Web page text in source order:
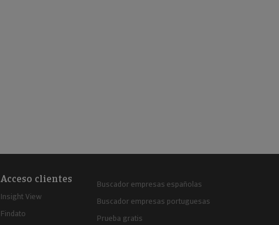
Acceso clientes
Insight View
Findato
Buscador empresas españolas
Buscador empresas portuguesas
Prueba gratis